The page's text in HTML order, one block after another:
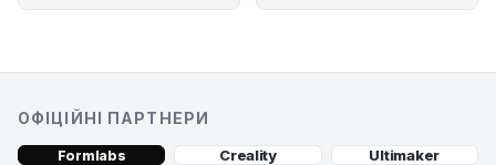
ОФІЦІЙНІ ПАРТНЕРИ
Formlabs Creality
Ultimaker